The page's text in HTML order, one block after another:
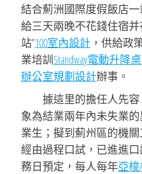
結合薊洲國際度假飯店
給三天兩晚不花錢住宿
站”100室內設計 ，供給政
業培訓Standway電動升降桌
辦公室規劃設計辦事。
據這里的擔任人先
象為結業兩年內未失業
業生；擬到薊州區的機
經由過程口試，已進進
務日預定，每人每年亞梭